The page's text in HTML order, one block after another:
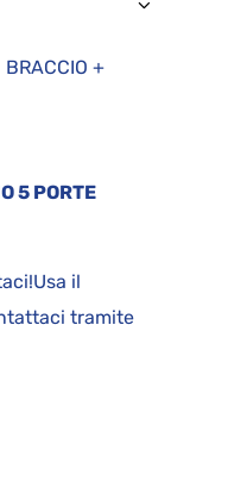
+
5 PORTE
il
tramite